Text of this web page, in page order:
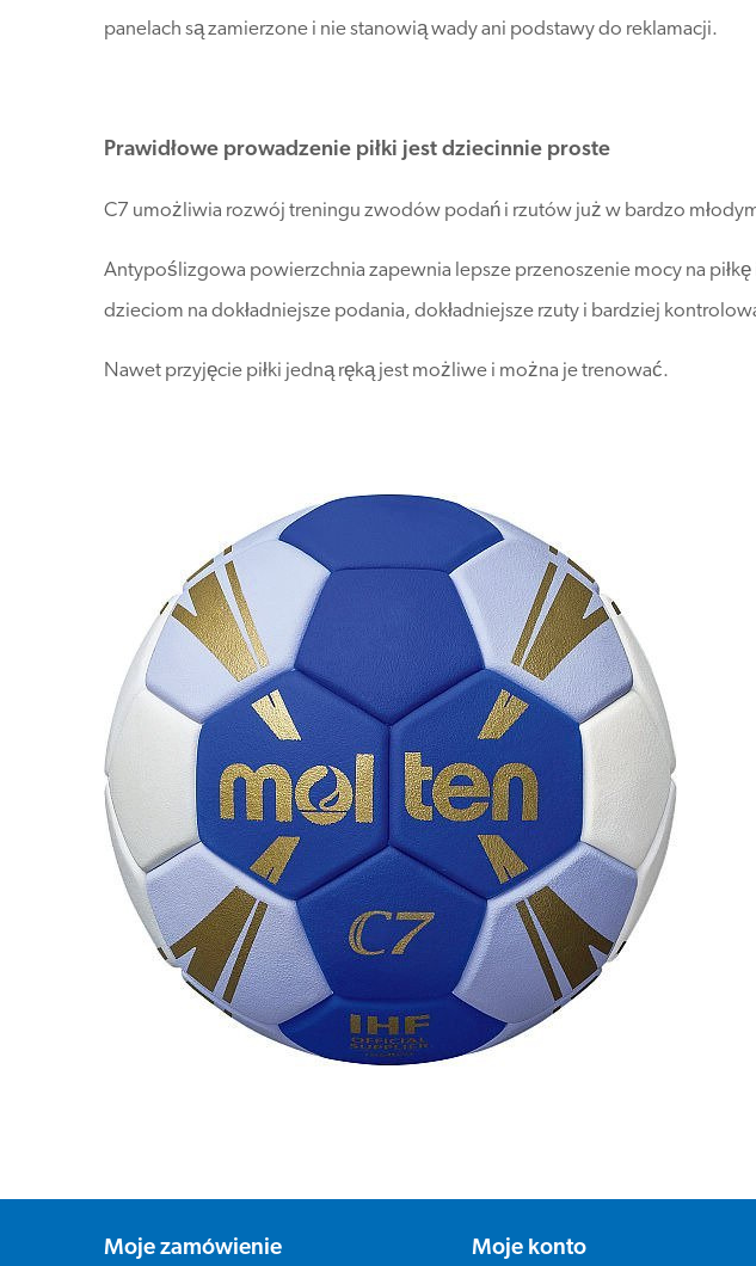
panelach są zamierzone i nie stanowią wady ani podstawy do reklamacji.
Prawidłowe prowadzenie piłki jest dziecinnie proste
C7 umożliwia rozwój treningu zwodów podań i rzutów już w bardzo
Antypoślizgowa powierzchnia zapewnia lepsze przenoszenie mocy na piłkę
dzieciom na dokładniejsze podania, dokładniejsze rzuty i bardziej
Nawet przyjęcie piłki jedną ręką jest możliwe i można je trenować.
Moje zamówienie Moje konto